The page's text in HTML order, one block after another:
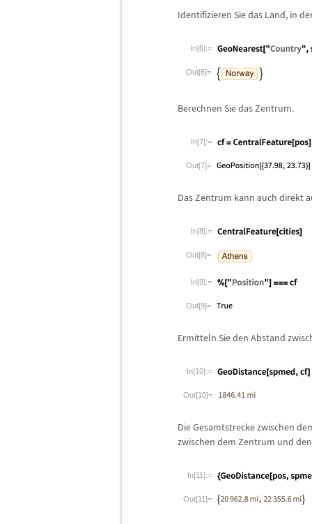
Identifizieren Sie das Land, in
In[6]:=
Out[6]=
Berechnen Sie das Zentrum.
In[7]:=
Out[7]=
Das Zentrum kann auch direkt
In[8]:=
Out[8]=
In[9]:=
Out[9]=
Ermitteln Sie den Abstand
In[10]:=
Out[10]=
Die Gesamtstrecke zwischen
zwischen dem Zentrum und
In[11]:=
Out[11]=